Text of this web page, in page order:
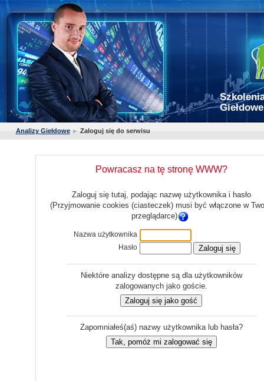
Giełdowe
Analizy Giełdowe ► Zaloguj się do serwisu
Powracasz na tę stronę WWW?
Zaloguj się tutaj, podając nazwę użytkownika i hasło
(Przyjmowanie cookies (ciasteczek) musi być włączone w
przeglądarce)
Nazwa użytkownika
Hasło
Niektóre analizy dostępne są dla użytkowników
zalogowanych jako goście.
Zapomniałeś(aś) nazwy użytkownika lub hasła?